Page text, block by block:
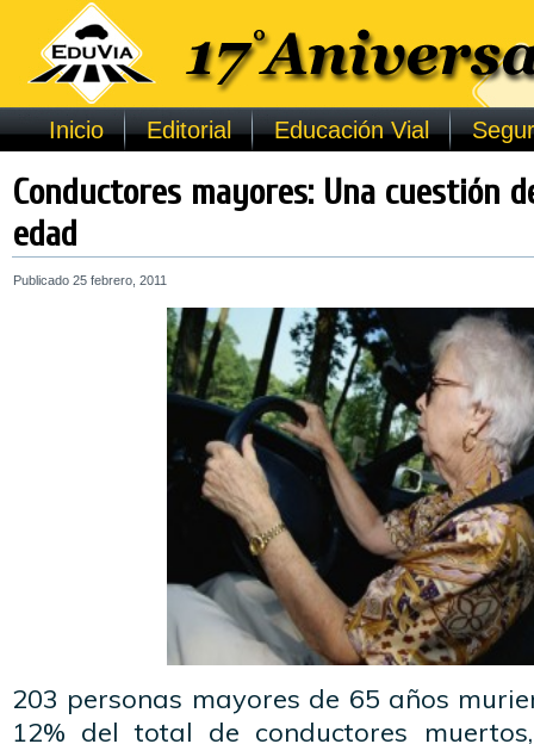
Inicio Editorial Educación Vial
Conductores mayores: Una cuestión
edad
Publicado 25 febrero, 2011
203 personas mayores de 65 años
12% del total de conductores